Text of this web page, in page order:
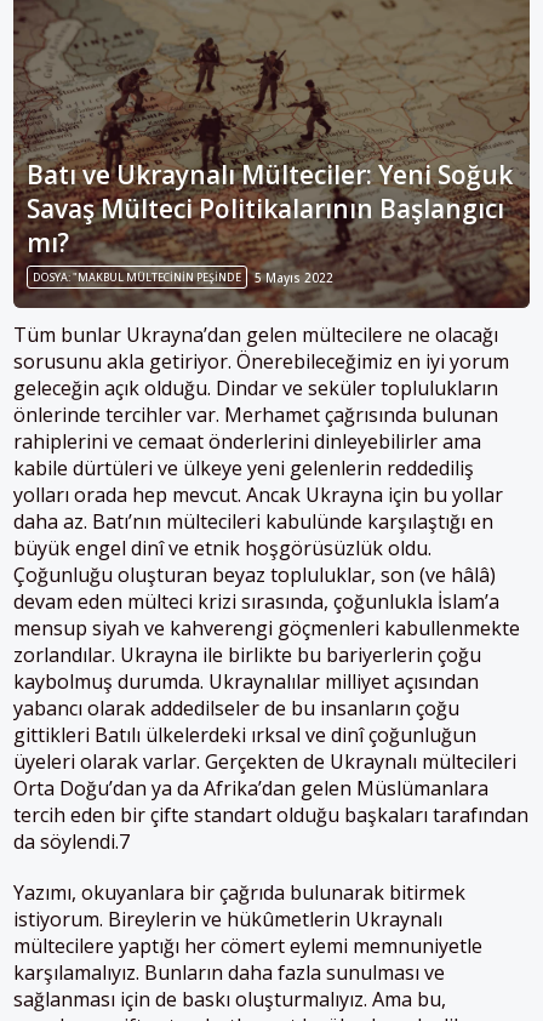
Batı ve Ukraynalı Mülteciler: Yeni Soğuk
Savaş Mülteci Politikalarının Başlangıcı
mı?
DOSYA: "MAKBUL MÜLTECININ PEŞINDE 5 Mayıs 2022
Tüm bunlar Ukrayna’dan gelen mültecilere ne olacağı
sorusunu akla getiriyor. Önerebileceğimiz en iyi yorum
geleceğin açık olduğu. Dindar ve seküler toplulukların
önlerinde tercihler var. Merhamet çağrısında bulunan
rahiplerini ve cemaat önderlerini dinleyebilirler ama
kabile dürtüleri ve ülkeye yeni gelenlerin reddediliş
yolları orada hep mevcut. Ancak Ukrayna için bu yollar
daha az. Batı’nın mültecileri kabulünde karşılaştığı en
büyük engel dinî ve etnik hoşgörüsüzlük oldu.
Çoğunluğu oluşturan beyaz topluluklar, son (ve hâlâ)
devam eden mülteci krizi sırasında, çoğunlukla İslam’a
mensup siyah ve kahverengi göçmenleri kabullenmekte
zorlandılar. Ukrayna ile birlikte bu bariyerlerin çoğu
kaybolmuş durumda. Ukraynalılar milliyet açısından
yabancı olarak addedilseler de bu insanların çoğu
gittikleri Batılı ülkelerdeki ırksal ve dinî çoğunluğun
üyeleri olarak varlar. Gerçekten de Ukraynalı mültecileri
Orta Doğu’dan ya da Afrika’dan gelen Müslümanlara
tercih eden bir çifte standart olduğu başkaları tarafından
da söylendi.7
Yazımı, okuyanlara bir çağrıda bulunarak bitirmek
istiyorum. Bireylerin ve hükûmetlerin Ukraynalı
mültecilere yaptığı her cömert eylemi memnuniyetle
karşılamalıyız. Bunların daha fazla sunulması ve
sağlanması için de baskı oluşturmalıyız. Ama bu,